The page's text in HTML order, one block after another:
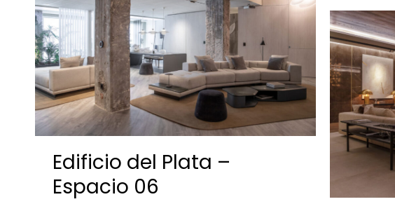
Edificio del Plata –
Espacio 06